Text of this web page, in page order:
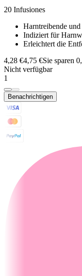
20 Infusiones
Harntreibende
Indiziert für
Erleichtert die
4,28 €4,75 €Sie sparen
Nicht verfügbar
1
Benachrichtigen